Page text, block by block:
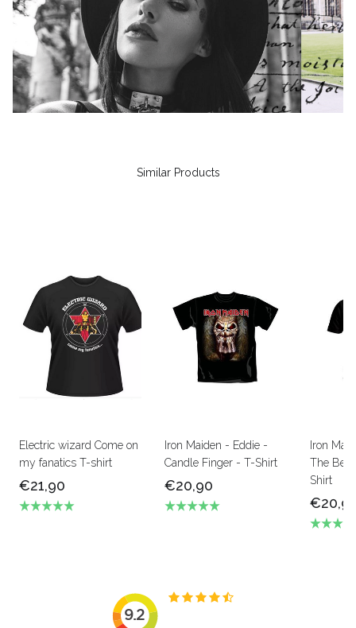
Similar Products
Electric wizard Come on
my fanatics T-shirt
€21,90
Iron Maiden - Eddie -
Candle Finger - T-Shirt
€20,90
Iron
The
Shirt